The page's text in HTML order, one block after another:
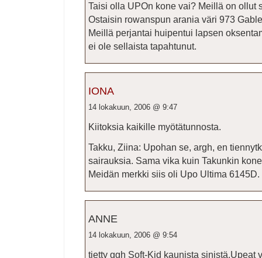
Taisi olla UPOn kone vai? Meillä on
Ostaisin rowanspun arania väri 973
Meillä perjantai huipentui lapsen
ei ole sellaista tapahtunut.
IONA
14 lokakuun, 2006 @ 9:47
Kiitoksia kaikille myötätunnosta.
Takku, Ziina: Upohan se, argh, en
sairauksia. Sama vika kuin Takunkin
Meidän merkki siis oli Upo Ultima 6145D.
ANNE
14 lokakuun, 2006 @ 9:54
tietty ggh Soft-Kid kaunista sinistä.Upeat